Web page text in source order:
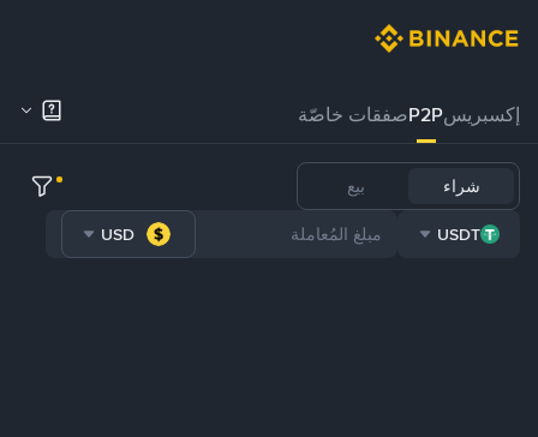
إكسبريسP2Pصفقات خاصّة
شراء بيع
USDT
USD